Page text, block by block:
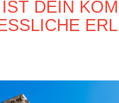
DEIN